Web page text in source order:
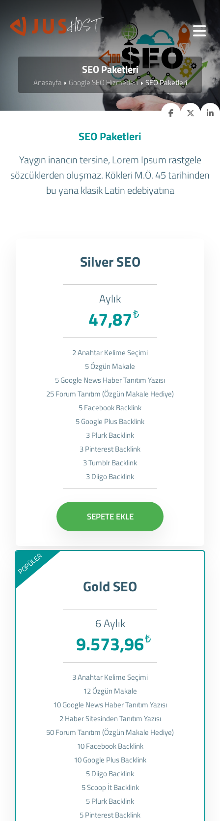
SEO Paketleri
Anasayfa Google SEO Hizmetleri SEO Paketleri
SEO Paketleri
Yaygın inancın tersine, Lorem Ipsum rastgele
sözcüklerden oluşmaz. Kökleri M.Ö. 45 tarihinden
bu yana klasik Latin edebiyatına
Silver SEO
Aylık
₺
47,87
2 Anahtar Kelime Seçimi
5 Özgün Makale
5 Google News Haber Tanıtım Yazısı
25 Forum Tanıtım (Özgün Makale Hediye)
5 Facebook Backlink
5 Google Plus Backlink
3 Plurk Backlink
3 Pinterest Backlink
3 Tumblr Backlink
3 Diigo Backlink
SEPETE EKLE
POPÜLER
Gold SEO
6 Aylık
₺
9.573,96
3 Anahtar Kelime Seçimi
12 Özgün Makale
10 Google News Haber Tanıtım Yazısı
2 Haber Sitesinden Tanıtım Yazısı
50 Forum Tanıtım (Özgün Makale Hediye)
10 Facebook Backlink
10 Google Plus Backlink
5 Diigo Backlink
5 Scoop İt Backlink
5 Plurk Backlink
5 Pinterest Backlink